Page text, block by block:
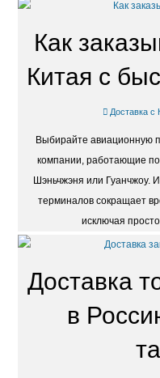
Как
Китая с
Доставка с
Выбирайте авиационную
компании, работающие
Шэньчжэня или Гуанчжоу.
терминалов сокращает
исключая
Доставка
в